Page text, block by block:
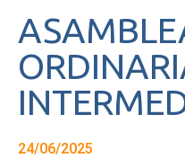
24/06/2025